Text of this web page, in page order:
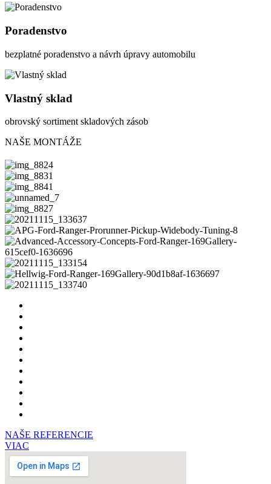
Poradenstvo
bezplatné poradenstvo a návrh úpravy automobilu
Vlastný sklad
obrovský sortiment skladových zásob
NAŠE MONTÁŽE
NAŠE REFERENCIE
VIAC